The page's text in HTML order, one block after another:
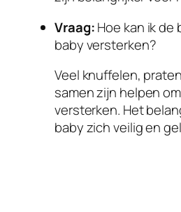
Vraag:Hoe kan ik de
baby versterken?
Veel knuffelen,
samen zijn helpen
versterken. Het
baby zich veilig en